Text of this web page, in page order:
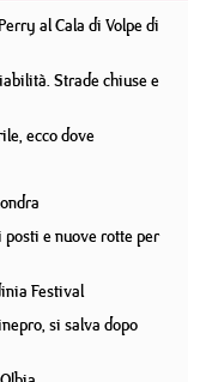
al Cala di Volpe di
Strade chiuse e
ecco dove
e nuove rotte per
Festival
si salva dopo